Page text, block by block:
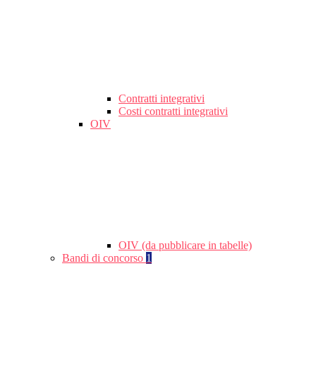
Contratti integrativi
Costi contratti integrativi
OIV
OIV (da pubblicare in tabelle)
Bandi di concorso 1